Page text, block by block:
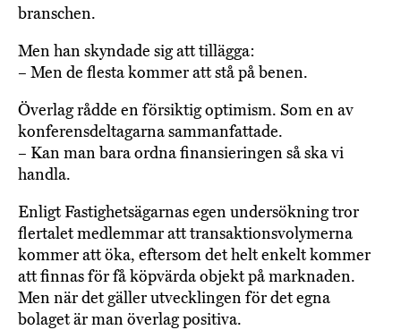
branschen.
Men han skyndade sig att tillägga:
– Men de flesta kommer att stå på benen.
Överlag rådde en försiktig optimism. Som en av
konferensdeltagarna sammanfattade.
– Kan man bara ordna finansieringen så ska vi
handla.
Enligt Fastighetsägarnas egen undersökning tror
flertalet medlemmar att transaktionsvolymerna
kommer att öka, eftersom det helt enkelt kommer
att finnas för få köpvärda objekt på marknaden.
Men när det gäller utvecklingen för det egna
bolaget är man överlag positiva.